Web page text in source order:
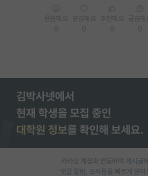
임용 후기 게시판
PI 전용 게시판
인문사회 계열 게시판
특수/전문대학원 게시판
반도체/AI 게시판
카카오 계정과 연동하여 게시글
댓글 알람, 소식등을 빠르게 받아